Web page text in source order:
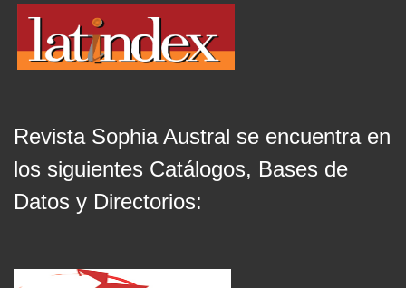
Revista Sophia Austral se encuentra en
los siguientes Catálogos, Bases de
Datos y Directorios: